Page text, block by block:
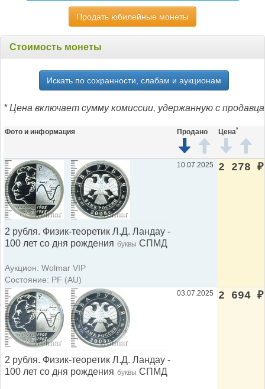
Продать юбилейные монеты
Стоимость монеты
Искать по сохранности, слабам и аукционам
* Цена включает сумму комиссии, удержанную с продавца
Фото и информация Продано Цена*
2 рубля. Физик-теоретик Л.Д. Ландау -
100 лет со дня рождения буквы СПМД
Аукцион: Wolmar VIP
Состояние: PF (AU)
10.07.2025 2 278 ₽
2 рубля. Физик-теоретик Л.Д. Ландау -
100 лет со дня рождения буквы СПМД
03.07.2025 2 694 ₽